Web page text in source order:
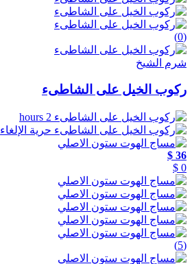
(0)
شرم الشيخ
ركوب الخيل على الشاطىء
2 hours
حرية الإلغاء
36 $
0 $
(5)